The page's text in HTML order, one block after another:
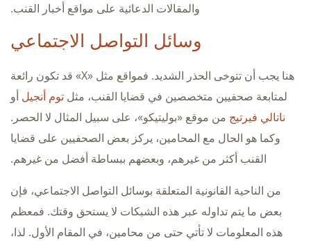
والمقالات الدعائية على مواقع أخبار القنب.
وسائل التواصل الاجتماعي
هنا يجب أن تتوخى الحذر الشديد. فمواقع مثل «X» قد تكون رائعة
لمتابعة صحفيين متخصصين في قضايا القنب، مثل توم أنجيل أو
ناتالي فيرتيج من موقع «بوليتيكو»، على سبيل المثال لا الحصر.
وكما هو الحال مع المحامين، يركز بعض الصحفيين على قضايا
القنب أكثر من غيرهم، وبعضهم ببساطة أفضل من غيرهم.
من الناحية القانونية المتعلقة بوسائل التواصل الاجتماعي، فإن
بعض ما يتم تداوله عبر هذه الشبكات لا يستحق وقتك. فمعظم
هذه المعلومات لا تأتي حتى من محامين، في المقام الأول. لذا،